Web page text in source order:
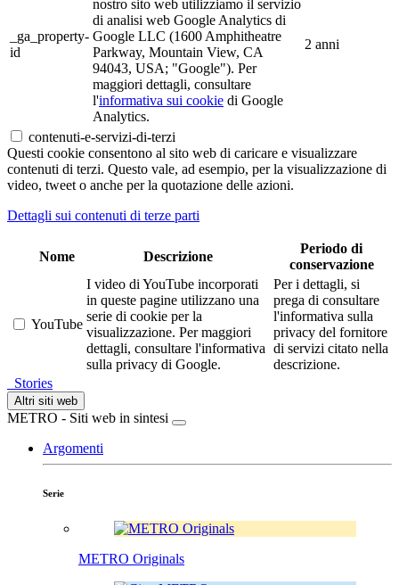
_ga_property-
id
nostro sito web utilizziamo il servizio
di analisi web Google Analytics di
Google LLC (1600 Amphitheatre
Parkway, Mountain View, CA
94043, USA; "Google"). Per
maggiori dettagli, consultare
l'informativa sui cookie di Google
Analytics.
2 anni
contenuti-e-servizi-di-terzi
Questi cookie consentono al sito web di caricare e visualizzare
contenuti di terzi. Questo vale, ad esempio, per la visualizzazione di
video, tweet o anche per la quotazione delle azioni.
Dettagli sui contenuti di terze parti
Nome Descrizione
Periodo di
conservazione
YouTube
I video di YouTube incorporati
in queste pagine utilizzano una
serie di cookie per la
visualizzazione. Per maggiori
dettagli, consultare l'informativa
sulla privacy di Google.
Per i dettagli, si
prega di consultare
l'informativa sulla
privacy del fornitore
di servizi citato nella
descrizione.
Stories
Altri siti web
METRO - Siti web in sintesi
Argomenti
Serie
METRO Originals